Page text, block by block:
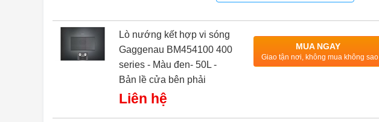
Lò nướng kết hợp vi sóng
Gaggenau BM454100 400
series - Màu đen- 50L -
Bản lề cửa bên phải
Liên hệ
MUA NGAY
Giao tận nơi, không mua không sao